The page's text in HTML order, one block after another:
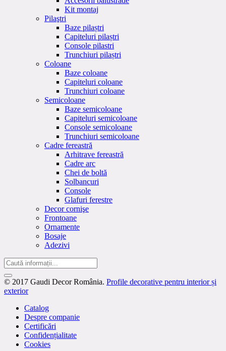
Kit montaj
Pilaştri
Baze pilaștri
Capiteluri pilaștri
Console pilastri
Trunchiuri pilaștri
Coloane
Baze coloane
Capiteluri coloane
Trunchiuri coloane
Semicoloane
Baze semicoloane
Capiteluri semicoloane
Console semicoloane
Trunchiuri semicoloane
Cadre fereastră
Arhitrave fereastră
Cadre arc
Chei de boltă
Solbancuri
Console
Glafuri ferestre
Decor cornişe
Frontoane
Ornamente
Bosaje
Adezivi
© 2017 Gaudi Decor România. Profile decorative pentru interior și
exterior
Catalog
Despre companie
Certificări
Confidențialitate
Cookies